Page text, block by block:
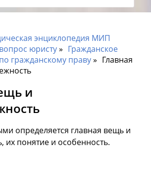
энциклопедия МИП
юристу
Гражданское
гражданскому праву
Главная
и
определяется главная вещь и
их понятие и особенность.